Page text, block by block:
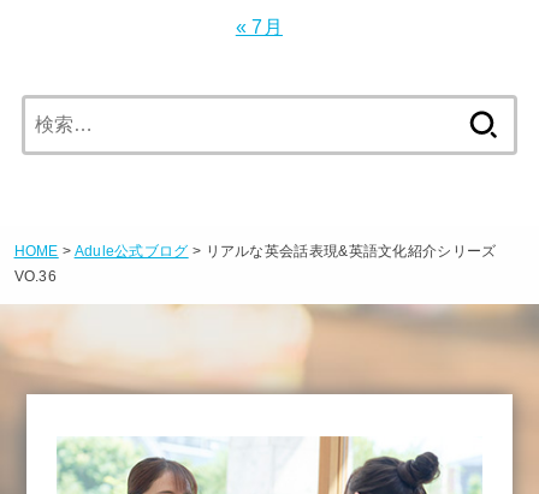
« 7月
索:
HOME > Adule公式ブログ > リアルな英会話表現&英語文化紹介シリーズ
VO.36